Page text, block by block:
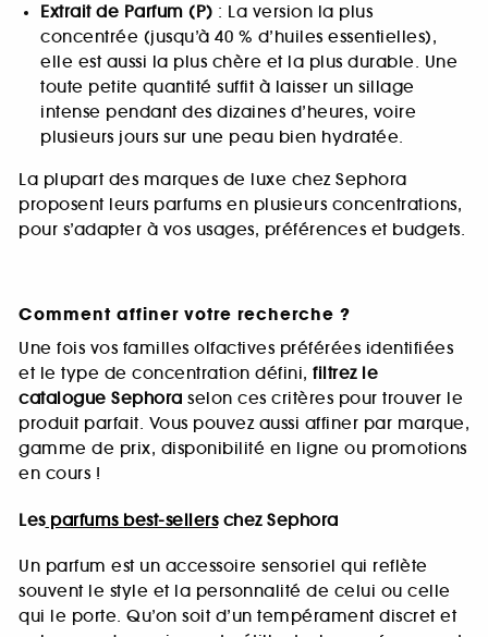
Extrait de Parfum (P) : La version la plus
concentrée (jusqu’à 40 % d’huiles essentielles),
elle est aussi la plus chère et la plus durable. Une
toute petite quantité suffit à laisser un sillage
intense pendant des dizaines d’heures, voire
plusieurs jours sur une peau bien hydratée.
La plupart des marques de luxe chez Sephora
proposent leurs parfums en plusieurs concentrations,
pour s’adapter à vos usages, préférences et budgets.
Comment affiner votre recherche ?
Une fois vos familles olfactives préférées identifiées
et le type de concentration défini, filtrez le
catalogue Sephora selon ces critères pour trouver le
produit parfait. Vous pouvez aussi affiner par marque,
gamme de prix, disponibilité en ligne ou promotions
en cours !
Lesparfums best-sellerschez Sephora
Un parfum est un accessoire sensoriel qui reflète
souvent le style et la personnalité de celui ou celle
qui le porte. Qu’on soit d’un tempérament discret et